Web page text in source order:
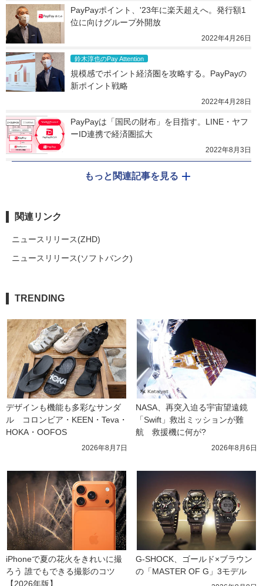
PayPayポイント、'23年に楽天超えへ。発行額1
位に向けグループ外開放
2022年4月26日
鈴木淳也のPay Attention
規模感でポイント経済圏を攻略する。PayPayの
新ポイント戦略
2022年4月28日
PayPayは「国民の財布」を目指す。LINE・ヤフ
ーID連携で経済圏拡大
2022年8月3日
もっと関連記事を見る
関連リンク
ニュースリリース(ZHD)
ニュースリリース(ソフトバンク)
TRENDING
デザインも機能も多彩なサンダ
ル　コロンビア・KEEN・Teva・
HOKA・OOFOS
2026年8月7日
NASA、再突入迫る宇宙望遠鏡
「Swift」救出ミッションが難
航　救援機に何が?
2026年8月6日
iPhoneで夏の花火をきれいに撮
ろう 誰でもできる撮影のコツ
【2026年版】
G-SHOCK、ゴールド×ブラウン
の「MASTER OF G」3モデル